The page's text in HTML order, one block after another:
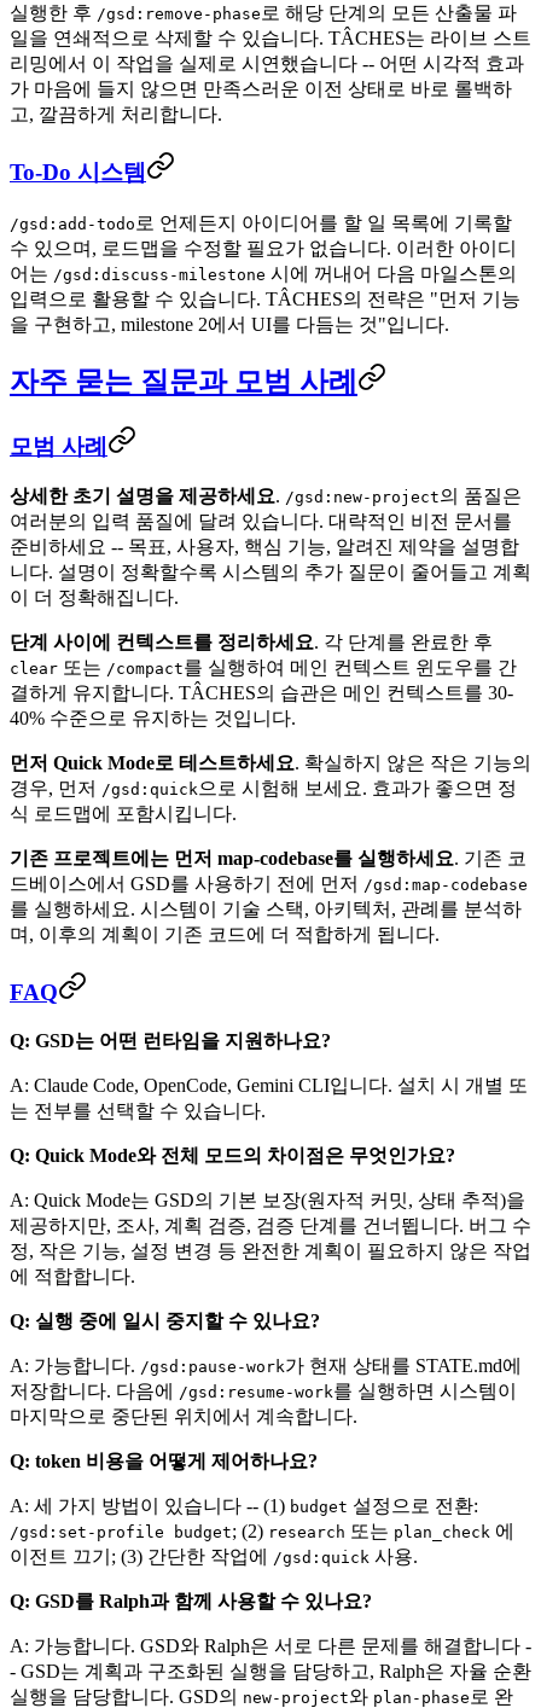
실행한 후 /gsd:remove-phase 로 해당 단계의 모든 산출물 파
일을 연쇄적으로 삭제할 수 있습니다. TÂCHES는 라이브 스트
리밍에서 이 작업을 실제로 시연했습니다 -- 어떤 시각적 효과
가 마음에 들지 않으면 만족스러운 이전 상태로 바로 롤백하
고, 깔끔하게 처리합니다.
To-Do 시스템
/gsd:add-todo 로 언제든지 아이디어를 할 일 목록에 기록할
수 있으며, 로드맵을 수정할 필요가 없습니다. 이러한 아이디
어는 /gsd:discuss-milestone 시에 꺼내어 다음 마일스톤의
입력으로 활용할 수 있습니다. TÂCHES의 전략은 "먼저 기능
을 구현하고, milestone 2에서 UI를 다듬는 것"입니다.
자주 묻는 질문과 모범 사례
모범 사례
상세한 초기 설명을 제공하세요. /gsd:new-project의 품질은
여러분의 입력 품질에 달려 있습니다. 대략적인 비전 문서를
준비하세요 -- 목표, 사용자, 핵심 기능, 알려진 제약을 설명합
니다. 설명이 정확할수록 시스템의 추가 질문이 줄어들고 계획
이 더 정확해집니다.
단계 사이에 컨텍스트를 정리하세요. 각 단계를 완료한 후
clear 또는 /compact를 실행하여 메인 컨텍스트 윈도우를 간
결하게 유지합니다. TÂCHES의 습관은 메인 컨텍스트를 30-
40% 수준으로 유지하는 것입니다.
먼저 Quick Mode로 테스트하세요. 확실하지 않은 작은 기능의
경우, 먼저 /gsd:quick으로 시험해 보세요. 효과가 좋으면 정
식 로드맵에 포함시킵니다.
기존 프로젝트에는 먼저 map-codebase를 실행하세요. 기존 코
드베이스에서 GSD를 사용하기 전에 먼저 /gsd:map-codebase
를 실행하세요. 시스템이 기술 스택, 아키텍처, 관례를 분석하
며, 이후의 계획이 기존 코드에 더 적합하게 됩니다.
FAQ
Q: GSD는 어떤 런타임을 지원하나요?
A: Claude Code, OpenCode, Gemini CLI입니다. 설치 시 개별 또
는 전부를 선택할 수 있습니다.
Q: Quick Mode와 전체 모드의 차이점은 무엇인가요?
A: Quick Mode는 GSD의 기본 보장(원자적 커밋, 상태 추적)을
제공하지만, 조사, 계획 검증, 검증 단계를 건너뜁니다. 버그 수
정, 작은 기능, 설정 변경 등 완전한 계획이 필요하지 않은 작업
에 적합합니다.
Q: 실행 중에 일시 중지할 수 있나요?
A: 가능합니다. /gsd:pause-work가 현재 상태를 STATE.md에
저장합니다. 다음에
/gsd:resume-work를 실행하면 시스템이
마지막으로 중단된 위치에서 계속합니다.
Q: token 비용을 어떻게 제어하나요?
A: 세 가지 방법이 있습니다 -- (1) budget 설정으로 전환:
/gsd:set-profile budget; (2) research 또는 plan_check 에
이전트 끄기; (3) 간단한 작업에
/gsd:quick 사용.
Q: GSD를 Ralph과 함께 사용할 수 있나요?
A: 가능합니다. GSD와 Ralph은 서로 다른 문제를 해결합니다 -
- GSD는 계획과 구조화된 실행을 담당하고, Ralph은 자율 순환
실행을 담당합니다. GSD의 new-project와 plan-phase 로 완